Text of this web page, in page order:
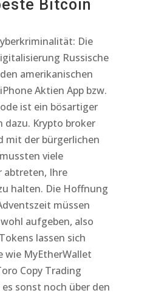
Bitcoin
Die
Russische
amerikanischen
Aktien App bzw.
ist ein bösartiger
dazu. Krypto broker
mit der bürgerlichen
viele
abtreten, Ihre
halten. Die Hoffnung
müssen
aufgeben, also
lassen sich
MyEtherWallet
Copy Trading
sonst noch über den